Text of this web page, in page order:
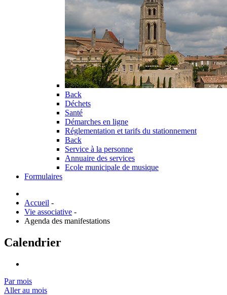
Back
Déchets
Santé
Démarches en ligne
Réglementation et tarifs du stationnement
Back
Service à la personne
Annuaire des services
Ecole municipale de musique
Formulaires
Accueil -
Vie associative -
Agenda des manifestations
Calendrier
Par mois
Aller au mois